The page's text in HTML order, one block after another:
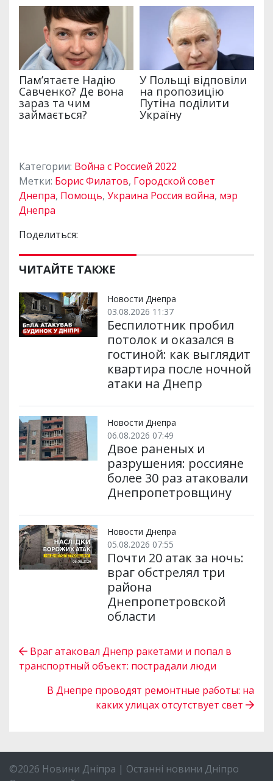
Категории: Война с Россией 2022
Метки: Борис Филатов, Городской совет
Днепра, Помощь, Украина Россия война, мэр
Днепра
Поделиться:
ЧИТАЙТЕ ТАКЖЕ
Новости Днепра
03.08.2026 11:37
Беспилотник пробил
потолок и оказался в
гостиной: как выглядит
квартира после ночной
атаки на Днепр
Новости Днепра
06.08.2026 07:49
Двое раненых и
разрушения: россияне
более 30 раз атаковали
Днепропетровщину
Новости Днепра
05.08.2026 07:55
Почти 20 атак за ночь:
враг обстрелял три
района
Днепропетровской
области
Враг атаковал Днепр ракетами и попал в
транспортный объект: пострадали люди
В Днепре проводят ремонтные работы: на
каких улицах отсутствует свет
©2026 Новини Дніпра | Останні новини Дніпро